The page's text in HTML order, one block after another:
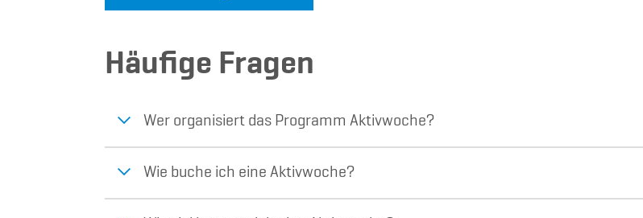
Häufige Fragen
Wer organisiert das Programm Aktivwoche?
Wie buche ich eine Aktivwoche?